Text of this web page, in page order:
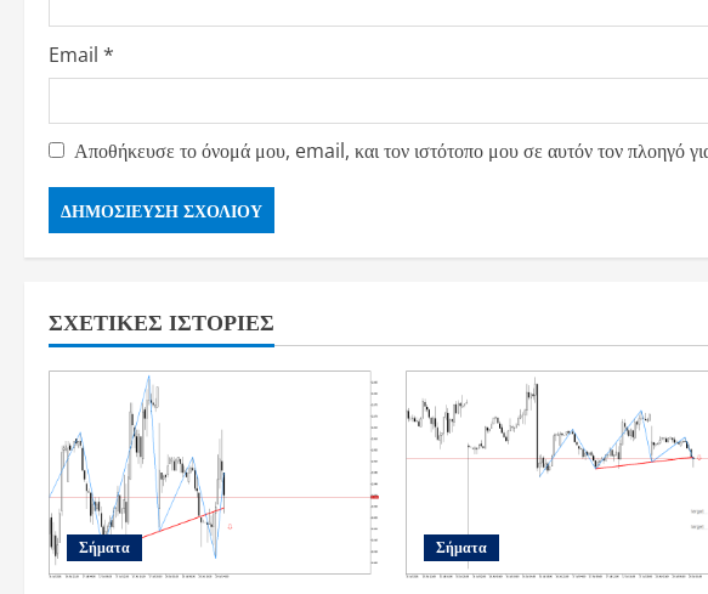
Email *
Αποθήκευσε το όνομά μου, email, και τον ιστότοπο μου σε αυτόν τον πλοηγό
ΣΧΕΤΙΚΈΣ ΙΣΤΟΡΊΕΣ
Σήματα Σήματα